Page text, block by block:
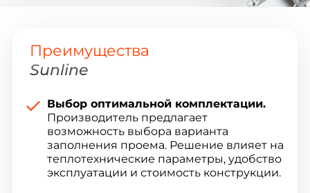
Преимущества
Sunline
Выбор оптимальной комплектации.
Производитель предлагает
возможность выбора варианта
заполнения проема. Решение влияет на
теплотехнические параметры, удобство
эксплуатации и стоимость конструкции.